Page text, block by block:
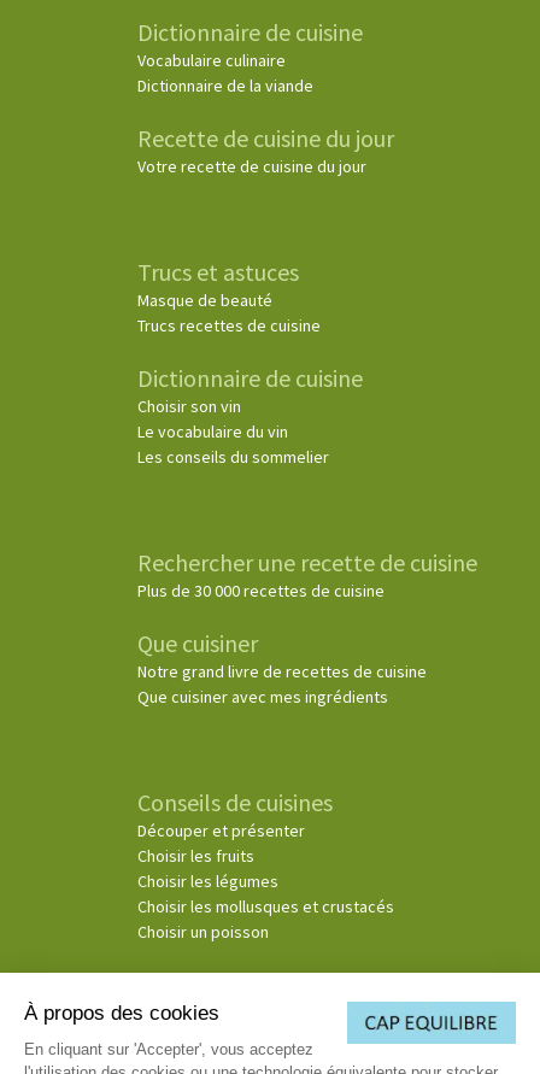
Dictionnaire de cuisine
Vocabulaire culinaire
Dictionnaire de la viande
Recette de cuisine du jour
Votre recette de cuisine du jour
Trucs et astuces
Masque de beauté
Trucs recettes de cuisine
Dictionnaire de cuisine
Choisir son vin
Le vocabulaire du vin
Les conseils du sommelier
Rechercher une recette de cuisine
Plus de 30 000 recettes de cuisine
Que cuisiner
Notre grand livre de recettes de cuisine
Que cuisiner avec mes ingrédients
Conseils de cuisines
Découper et présenter
Choisir les fruits
Choisir les légumes
Choisir les mollusques et crustacés
Choisir un poisson
À propos des cookies
En cliquant sur 'Accepter', vous acceptez